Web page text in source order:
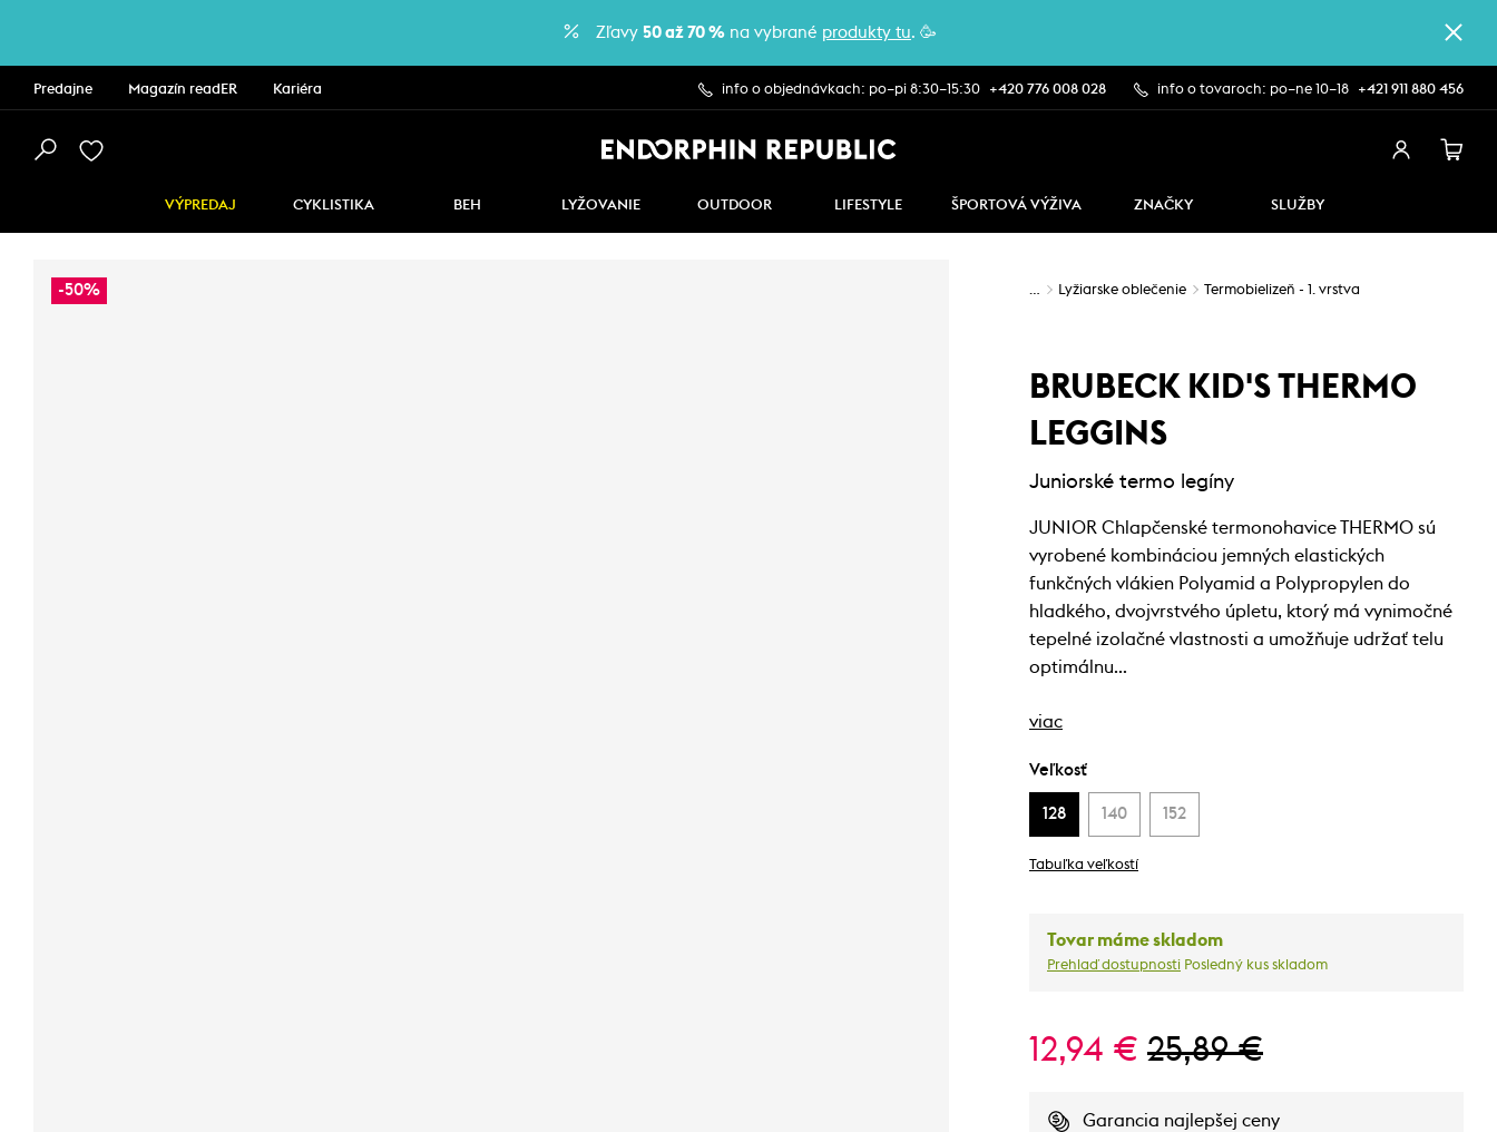
Zľavy 50 až 70 % na vybrané produkty tu. 🥳
Predajne Magazín readER Kariéra info o objednávkach: po–pi 8:30–15:30 +420 776 008 028 info o tovaroch: po–ne 10–18 +421 911 880 456
VÝPREDAJ CYKLISTIKA BEH LYŽOVANIE OUTDOOR LIFESTYLE ŠPORTOVÁ VÝŽIVA ZNAČKY SLUŽBY
-50% … Lyžiarske oblečenie Termobielizeň - 1. vrstva
BRUBECK KID'S THERMO
LEGGINS
Juniorské termo legíny
JUNIOR Chlapčenské termonohavice THERMO sú
vyrobené kombináciou jemných elastických
funkčných vlákien Polyamid a Polypropylen do
hladkého, dvojvrstvého úpletu, ktorý má vynimočné
tepelné izolačné vlastnosti a umožňuje udržať telu
optimálnu…
viac
Veľkosť
128 140 152
Tabuľka veľkostí
Tovar máme skladom
Prehlaď dostupnosti Posledný kus skladom
12,94 € 25,89 €
Garancia najlepšej ceny